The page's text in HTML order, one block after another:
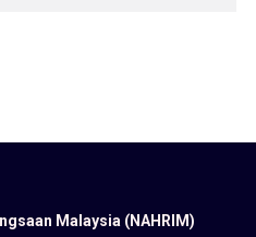
Malaysia (NAHRIM)